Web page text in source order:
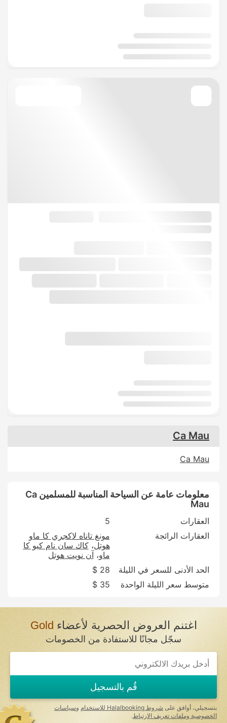
Ca Mau
Ca Mau
معلومات عامة عن السياحة المناسبة للمسلمين Ca
Mau
العقارات
5
العقارات الرائجة
مونغ تاناه لاكجري كا ماو
هوتل كاك سان نام كيو كا
ماو آن نويت هوتل
الحد الأدنى للسعر في الليلة
28 $
متوسط سعر الليلة الواحدة
35 $
اغتنم العروض الحصرية لأعضاءGold
سجّل مجانًا للاستفادة من الخصومات
If
you
ignore
this
field
قُم بالتسجيل
بتسجيلي، أوافق على شروط Halalbooking للاستخدام وسياسات
الخصوصية وملفات تعريف الارتباط .